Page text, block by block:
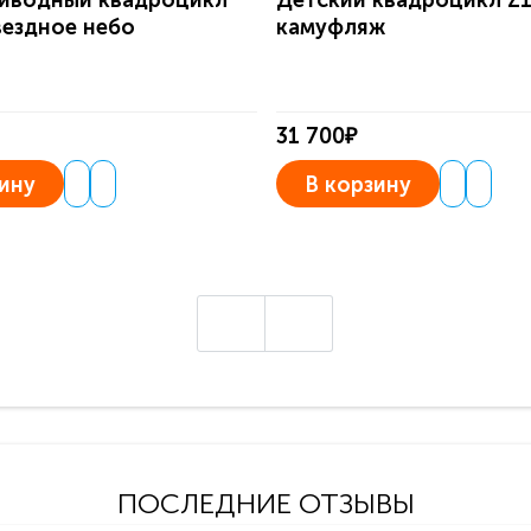
небо
камуфляж
31 700₽
В корзину
ПОСЛЕДНИЕ ОТЗЫВЫ